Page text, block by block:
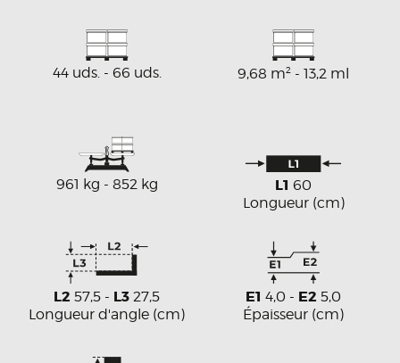
44 uds. - 66 uds. 9,68 m2 - 13,2 ml
961 kg - 852 kg L1 60
Longueur (cm)
L2 57,5 - L3 27,5
Longueur d'angle (cm)
E1 4,0 - E2 5,0
Épaisseur (cm)